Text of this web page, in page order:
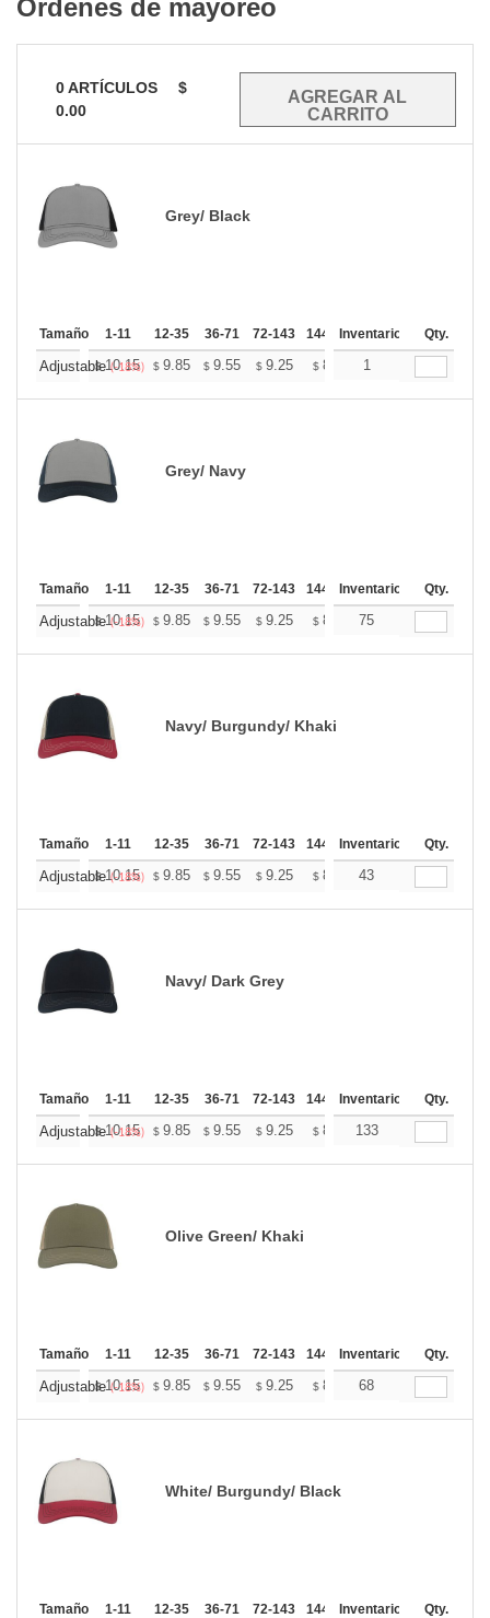
Ordenes de mayoreo
0ARTÍCULOS
$
0.00
Grey/ Black
Tamaño 1-11 12-35 36-71 72-143 144-287 288 + Mas
Inventario Qty.
Adjustable(-18%)
$10.15 $ 9.85 $ 9.55 $ 9.25 $ 8.95 1
Grey/ Navy
Tamaño 1-11 12-35 36-71 72-143 144-287 288 + Mas
Inventario Qty.
Adjustable(-18%)
$10.15 $ 9.85 $ 9.55 $ 9.25 $ 8.95 $
75
Navy/ Burgundy/ Khaki
Tamaño 1-11 12-35 36-71 72-143 144-287 288 + Mas
Inventario Qty.
Adjustable(-18%)
$10.15 $ 9.85 $ 9.55 $ 9.25 $ 8.95 $
43
Navy/ Dark Grey
Tamaño 1-11 12-35 36-71 72-143 144-287 288 + Mas
Inventario Qty.
Adjustable(-18%)
$10.15 $ 9.85 $ 9.55 $ 9.25 $ 8.95 $
133
Olive Green/ Khaki
Tamaño 1-11 12-35 36-71 72-143 144-287 288 + Mas
Inventario Qty.
Adjustable(-18%)
$10.15 $ 9.85 $ 9.55 $ 9.25 $ 8.95 $
68
White/ Burgundy/ Black
Tamaño 1-11 12-35 36-71 72-143 144-287 288 + Mas
Inventario Qty.